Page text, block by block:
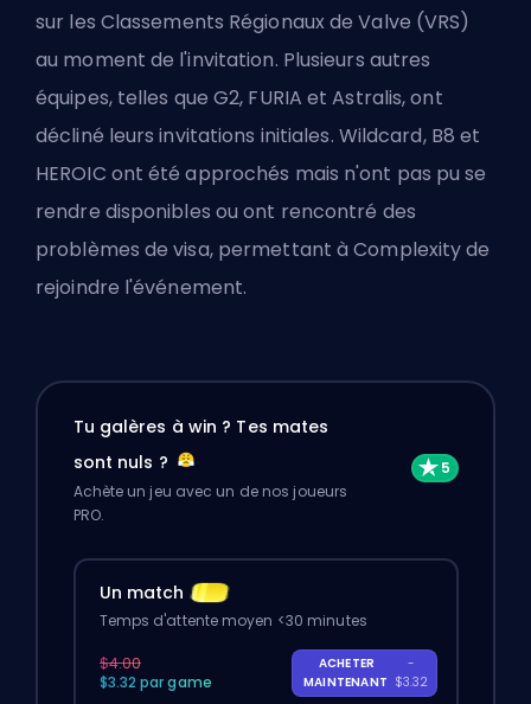
sur les Classements Régionaux de Valve (VRS)
au moment de l'invitation. Plusieurs autres
équipes, telles que G2, FURIA et Astralis, ont
décliné leurs invitations initiales. Wildcard, B8 et
HEROIC ont été approchés mais n'ont pas pu se
rendre disponibles ou ont rencontré des
problèmes de visa, permettant à Complexity de
rejoindre l'événement.
Tu galères à win ? Tes mates
sont nuls ?
Achète un jeu avec un de nos joueurs
PRO.
Un match
Temps d'attente moyen <30 minutes
$4.00
$3.32 par game
ACHETER
MAINTENANT
-
$3.32